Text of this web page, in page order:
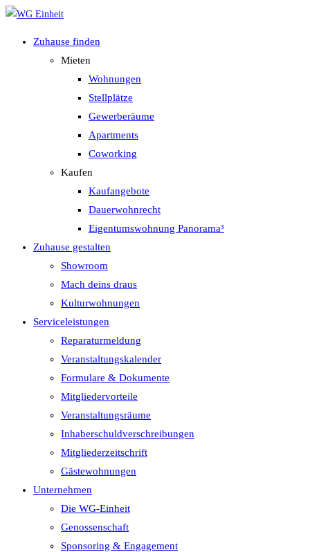
Zum
springen
Zuhause finden
Mieten
Wohnungen
Stellplätze
Gewerberäume
Apartments
Coworking
Kaufen
Kaufangebote
Dauerwohnrecht
Eigentumswohnung Panorama³
Zuhause gestalten
Showroom
Mach deins draus
Kulturwohnungen
Serviceleistungen
Reparaturmeldung
Veranstaltungskalender
Formulare & Dokumente
Mitgliedervorteile
Veranstaltungsräume
Inhaberschuld­verschreibungen
Mitgliederzeitschrift
Gästewohnungen
Unternehmen
Die WG-Einheit
Genossenschaft
Sponsoring & Engagement